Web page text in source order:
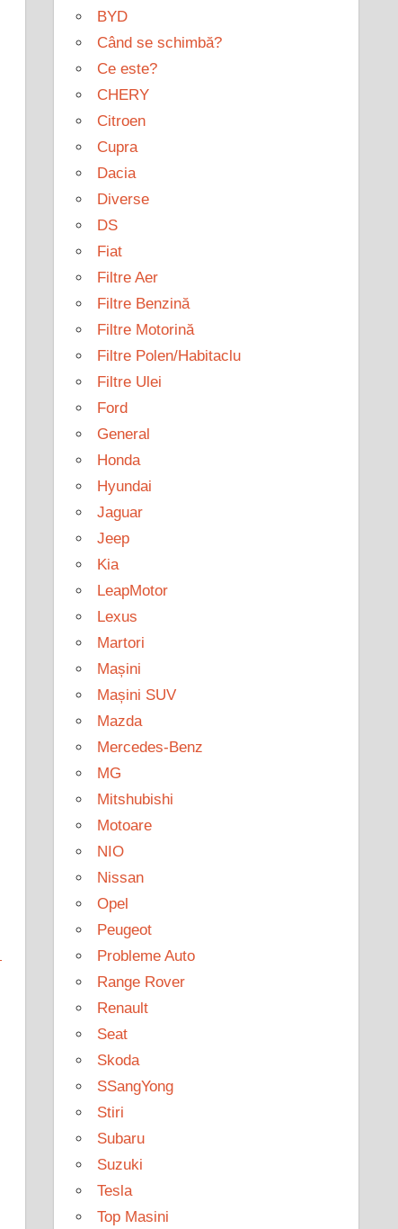
BYD
Când se schimbă?
Ce este?
CHERY
Citroen
Cupra
Dacia
Diverse
DS
Fiat
Filtre Aer
Filtre Benzină
Filtre Motorină
Filtre Polen/Habitaclu
Filtre Ulei
Ford
General
Honda
Hyundai
Jaguar
Jeep
Kia
LeapMotor
Lexus
Martori
Mașini
Mașini SUV
Mazda
Mercedes-Benz
MG
Mitshubishi
Motoare
NIO
Nissan
Opel
Peugeot
Probleme Auto
Range Rover
Renault
Seat
Skoda
SSangYong
Stiri
Subaru
Suzuki
Tesla
Top Masini